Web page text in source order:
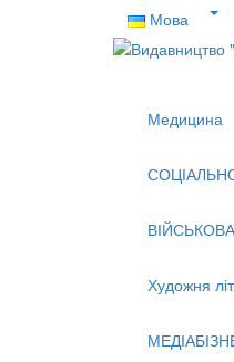
Мова
Медицина
Художня